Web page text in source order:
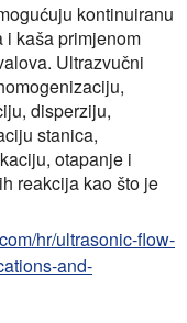
kontinuiranu
i kaša primjenom
Ultrazvučni
disperziju,
stanica,
otapanje i
reakcija kao što je
hr/ultrasonic-flow-
and-